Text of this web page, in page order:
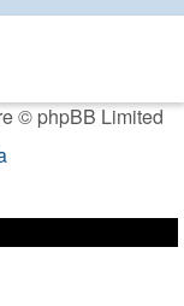
© phpBB Limited